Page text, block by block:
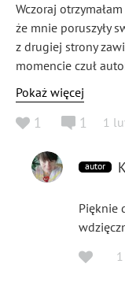
Wczoraj
że mnie poruszyły
z drugiej strony
momencie czuł
się z wierszami.
zwłaszcza w tym
oknem niezbyt
kolejnych nowych
Pokaż więcej
1 1 1
autor
Pięknie